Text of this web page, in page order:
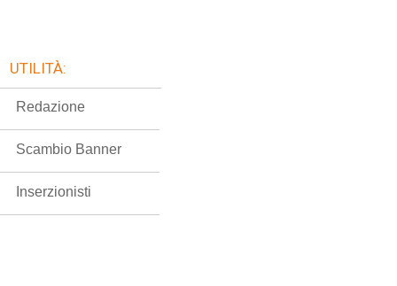
UTILITÀ:
Redazione
Scambio Banner
Inserzionisti